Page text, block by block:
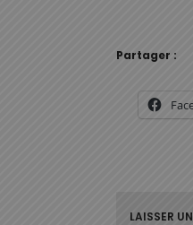
Partager :
LAISSER